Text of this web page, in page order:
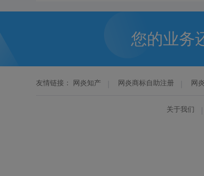
您的业务
友情链接： 网炎知产 网炎商标自助注册 网
关于我们